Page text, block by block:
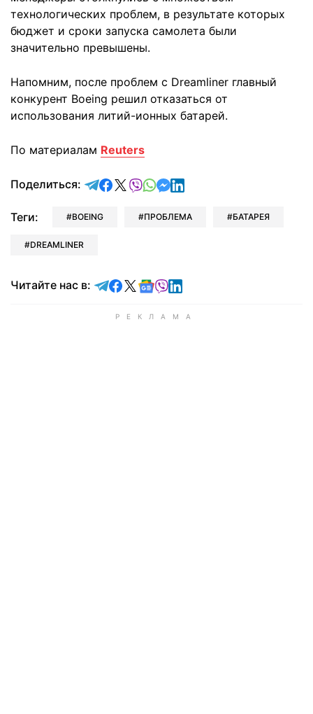
технологических проблем, в результате которых
бюджет и сроки запуска самолета были
значительно превышены.
Напомним, после проблем с Dreamliner главный
конкурент Boeing решил отказаться от
использования литий-ионных батарей.
По материалам Reuters
Поделиться: отправить в Telegram
поделиться в Facebook
поделиться в X
отправить в Viber
отправить в Whatsapp
отправить в Messenger
отправить в LinkedIn
Теги: BOEING ПРОБЛЕМА БАТАРЕЯ
DREAMLINER
Читайте нас в: Читайте в Telegram
Читайте в Facebook
Читайте в X
Читайте в Google news
Читайте в Viber
Читайте в LinkedIn